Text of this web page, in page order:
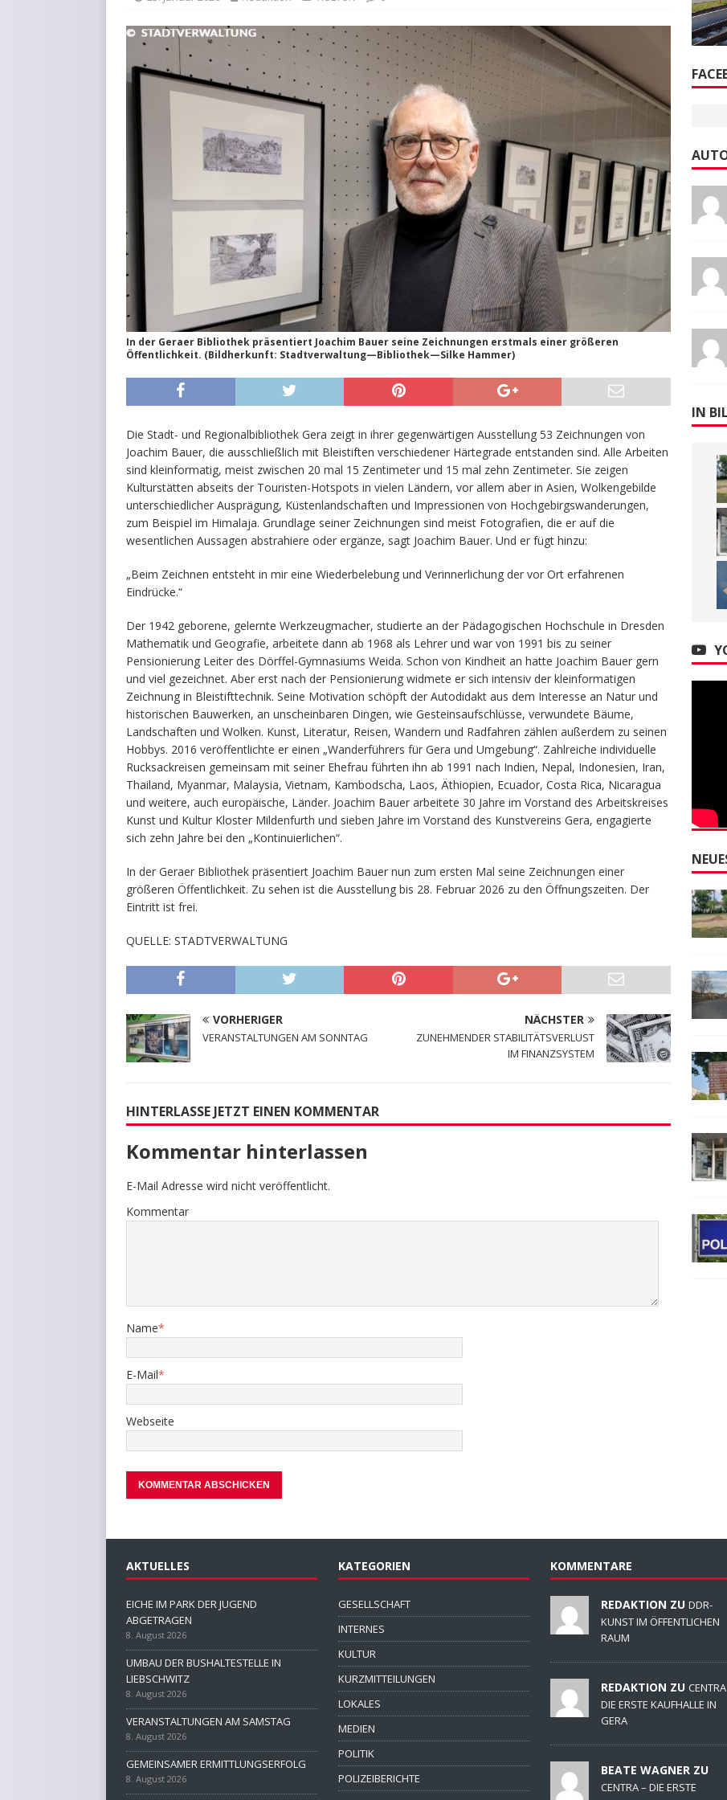
In der Geraer Bibliothek präsentiert Joachim Bauer seine Zeichnungen erstmals einer größeren
Öffentlichkeit. (Bildherkunft: Stadtverwaltung—Bibliothek—Silke Hammer)
Die Stadt- und Regionalbibliothek Gera zeigt in ihrer gegenwärtigen Ausstellung 53 Zeichnungen von
Joachim Bauer, die ausschließlich mit Bleistiften verschiedener Härtegrade entstanden sind. Alle Arbeiten
sind kleinformatig, meist zwischen 20 mal 15 Zentimeter und 15 mal zehn Zentimeter. Sie zeigen
Kulturstätten abseits der Touristen-Hotspots in vielen Ländern, vor allem aber in Asien, Wolkengebilde
unterschiedlicher Ausprägung, Küstenlandschaften und Impressionen von Hochgebirgswanderungen,
zum Beispiel im Himalaja. Grundlage seiner Zeichnungen sind meist Fotografien, die er auf die
wesentlichen Aussagen abstrahiere oder ergänze, sagt Joachim Bauer. Und er fügt hinzu:
„Beim Zeichnen entsteht in mir eine Wiederbelebung und Verinnerlichung der vor Ort erfahrenen
Eindrücke.“
Der 1942 geborene, gelernte Werkzeugmacher, studierte an der Pädagogischen Hochschule in Dresden
Mathematik und Geografie, arbeitete dann ab 1968 als Lehrer und war von 1991 bis zu seiner
Pensionierung Leiter des Dörffel-Gymnasiums Weida. Schon von Kindheit an hatte Joachim Bauer gern
und viel gezeichnet. Aber erst nach der Pensionierung widmete er sich intensiv der kleinformatigen
Zeichnung in Bleistifttechnik. Seine Motivation schöpft der Autodidakt aus dem Interesse an Natur und
historischen Bauwerken, an unscheinbaren Dingen, wie Gesteinsaufschlüsse, verwundete Bäume,
Landschaften und Wolken. Kunst, Literatur, Reisen, Wandern und Radfahren zählen außerdem zu seinen
Hobbys. 2016 veröffentlichte er einen „Wanderführers für Gera und Umgebung“. Zahlreiche individuelle
Rucksackreisen gemeinsam mit seiner Ehefrau führten ihn ab 1991 nach Indien, Nepal, Indonesien, Iran,
Thailand, Myanmar, Malaysia, Vietnam, Kambodscha, Laos, Äthiopien, Ecuador, Costa Rica, Nicaragua
und weitere, auch europäische, Länder. Joachim Bauer arbeitete 30 Jahre im Vorstand des Arbeitskreises
Kunst und Kultur Kloster Mildenfurth und sieben Jahre im Vorstand des Kunstvereins Gera, engagierte
sich zehn Jahre bei den „Kontinuierlichen“.
In der Geraer Bibliothek präsentiert Joachim Bauer nun zum ersten Mal seine Zeichnungen einer
größeren Öffentlichkeit. Zu sehen ist die Ausstellung bis 28. Februar 2026 zu den Öffnungszeiten. Der
Eintritt ist frei.
QUELLE: STADTVERWALTUNG
VORHERIGER
VERANSTALTUNGEN AM SONNTAG
NÄCHSTER
ZUNEHMENDER STABILITÄTSVERLUST
IM FINANZSYSTEM
HINTERLASSE JETZT EINEN KOMMENTAR
Kommentar hinterlassen
E-Mail Adresse wird nicht veröffentlicht.
Kommentar
Name*
E-Mail*
Webseite
IN
AKTUELLES
EICHE IM PARK DER JUGEND
ABGETRAGEN
8. August 2026
UMBAU DER BUSHALTESTELLE IN
LIEBSCHWITZ
8. August 2026
VERANSTALTUNGEN AM SAMSTAG
8. August 2026
GEMEINSAMER ERMITTLUNGSERFOLG
8. August 2026
KATEGORIEN
GESELLSCHAFT
INTERNES
KULTUR
KURZMITTEILUNGEN
LOKALES
MEDIEN
POLITIK
POLIZEIBERICHTE
KOMMENTARE
REDAKTION ZU DDR-
KUNST IM ÖFFENTLICHEN
RAUM
REDAKTION ZU
DIE ERSTE KAUFHALLE IN
GERA
BEATE WAGNER ZU
CENTRA – DIE ERSTE